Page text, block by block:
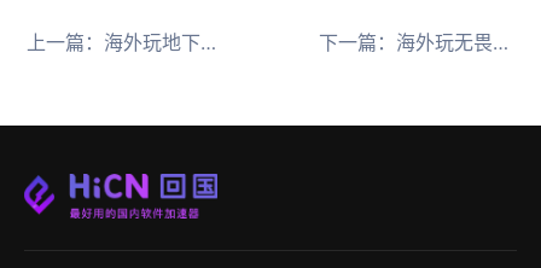
上一篇： 海外玩地下城堡 4：骑士与破碎编年史太卡了解决办法 下一篇： 海外玩无畏契约国服卡顿？HiCN加速器让你枪枪爆头